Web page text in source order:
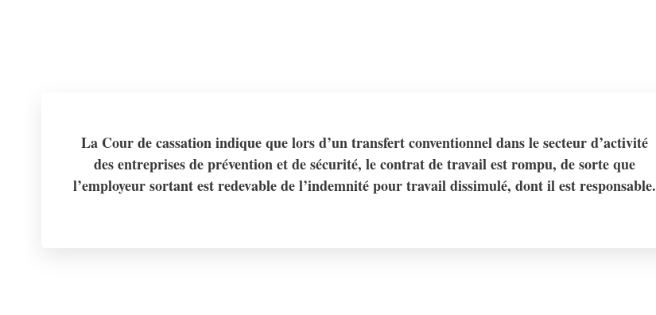
La Cour de cassation indique que lors d’un transfert conventionnel dans le secteur d’activité
des entreprises de prévention et de sécurité, le contrat de travail est rompu, de sorte que
l’employeur sortant est redevable de l’indemnité pour travail dissimulé, dont il est responsable.